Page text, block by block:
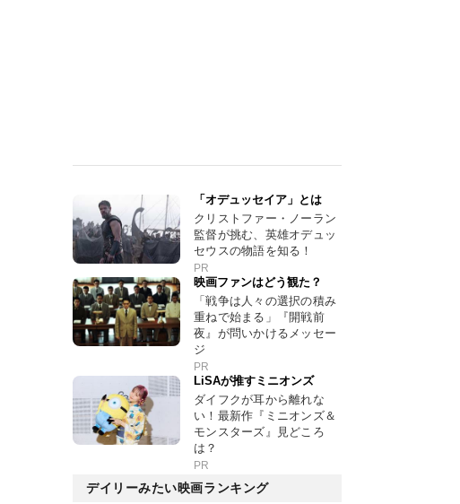
「オデュッセイア」とは
クリストファー・ノーラン
監督が挑む、英雄オデュッ
セウスの物語を知る！
PR
映画ファンはどう観た？
「戦争は人々の選択の積み
重ねで始まる」『開戦前
夜』が問いかけるメッセー
ジ
PR
LiSAが推すミニオンズ
ダイフクが耳から離れな
い！最新作『ミニオンズ＆
モンスターズ』見どころ
は？
PR
デイリーみたい映画ランキング